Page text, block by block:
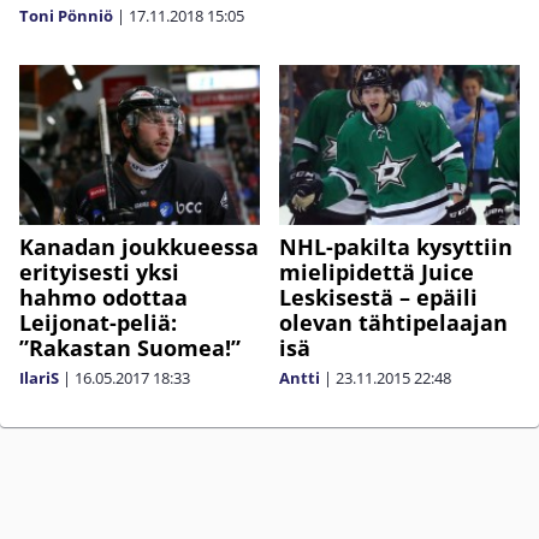
Toni Pönniö | 17.11.2018 15:05
Kanadan joukkueessa
erityisesti yksi
hahmo odottaa
Leijonat-peliä:
”Rakastan Suomea!”
IlariS | 16.05.2017 18:33
NHL-pakilta kysyttiin
mielipidettä Juice
Leskisestä – epäili
olevan tähtipelaajan
isä
Antti | 23.11.201522:48